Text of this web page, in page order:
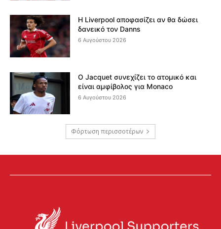
Η Liverpool αποφασίζει αν θα δώσει
δανεικό τον Danns
6 Αυγούστου 2026
Ο Jacquet συνεχίζει το ατομικό και
είναι αμφίβολος για Monaco
6 Αυγούστου 2026
Φόρτωση περισσοτέρων